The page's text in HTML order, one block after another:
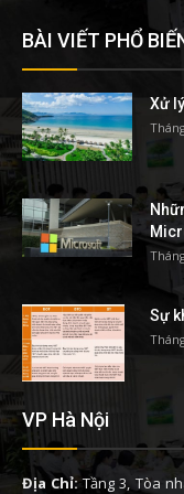
BÀI VIẾT PHỔ
Xử
Sự
VP Hà Nội
Địa Chỉ: Tầng 3, Tòa